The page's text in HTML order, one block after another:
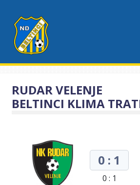
RUDAR VELENJE
BELTINCI KLIMA
0 : 1
0 : 1